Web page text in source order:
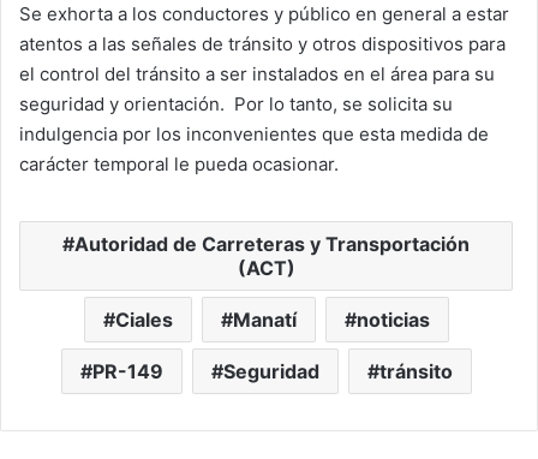
Se exhorta a los conductores y público en general a estar
atentos a las señales de tránsito y otros dispositivos para
el control del tránsito a ser instalados en el área para su
seguridad y orientación. Por lo tanto, se solicita su
indulgencia por los inconvenientes que esta medida de
carácter temporal le pueda ocasionar.
Autoridad de Carreteras y Transportación
(ACT)
Ciales Manatí noticias
PR-149 Seguridad tránsito